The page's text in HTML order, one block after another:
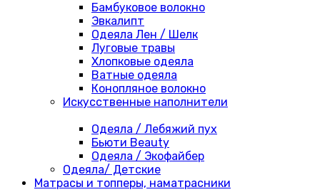
Бамбуковое волокно
Эвкалипт
Одеяла Лен / Шелк
Луговые травы
Хлопковые одеяла
Ватные одеяла
Конопляное волокно
Искусственные наполнители
Одеяла / Лебяжий пух
Бьюти Beauty
Одеяла / Экофайбер
Одеяла/ Детские
Матрасы и топперы, наматрасники